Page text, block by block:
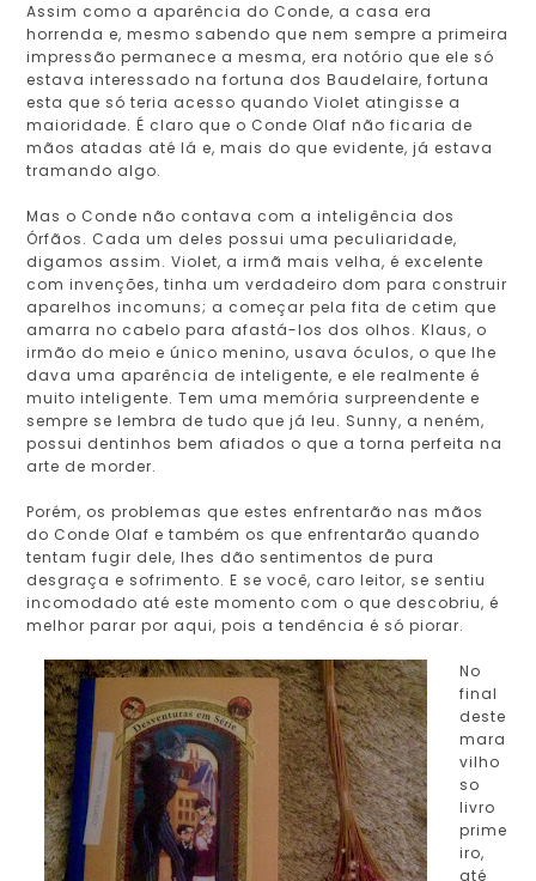
Assim como a aparência do Conde, a casa era
horrenda e, mesmo sabendo que nem sempre a primeira
impressão permanece a mesma, era notório que ele só
estava interessado na fortuna dos Baudelaire, fortuna
esta que só teria acesso quando Violet atingisse a
maioridade. É claro que o Conde Olaf não ficaria de
mãos atadas até lá e, mais do que evidente, já estava
tramando algo.
Mas o Conde não contava com a inteligência dos
Órfãos. Cada um deles possui uma peculiaridade,
digamos assim. Violet, a irmã mais velha, é excelente
com invenções, tinha um verdadeiro dom para construir
aparelhos incomuns; a começar pela fita de cetim que
amarra no cabelo para afastá-los dos olhos. Klaus, o
irmão do meio e único menino, usava óculos, o que lhe
dava uma aparência de inteligente, e ele realmente é
muito inteligente. Tem uma memória surpreendente e
sempre se lembra de tudo que já leu. Sunny, a neném,
possui dentinhos bem afiados o que a torna perfeita na
arte de morder.
Porém, os problemas que estes enfrentarão nas mãos
do Conde Olaf e também os que enfrentarão quando
tentam fugir dele, lhes dão sentimentos de pura
desgraça e sofrimento. E se você, caro leitor, se sentiu
incomodado até este momento com o que descobriu, é
melhor parar por aqui, pois a tendência é só piorar.
No
final
deste
mara
vilho
so
livro
prime
iro,
até